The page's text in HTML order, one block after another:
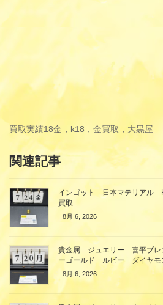
買取実績18金，k18，金買取，大黒屋
関連記事
インゴット 日本マテリア
買取
8月 6, 2026
貴金属 ジュエリー 喜平ブ
ーゴールド ルビー ダイヤ
8月 6, 2026